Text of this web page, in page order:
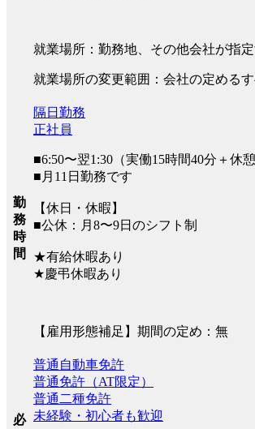
就業場所：勤務地、その他会社が指
就業場所の変更範囲：会社の定める
勤
務
時
間
隔日勤務
正社員
■6:50〜翌1:30（実働15時間40分＋休憩
■月11日勤務です
【休日・休暇】
■公休：月8〜9日のシフト制
★有給休暇あり
★慶弔休暇あり
【雇用形態補足】期間の定め：無
必
普通自動車免許
普通免許（AT限定）
普通二種免許
未経験・初心者も歓迎